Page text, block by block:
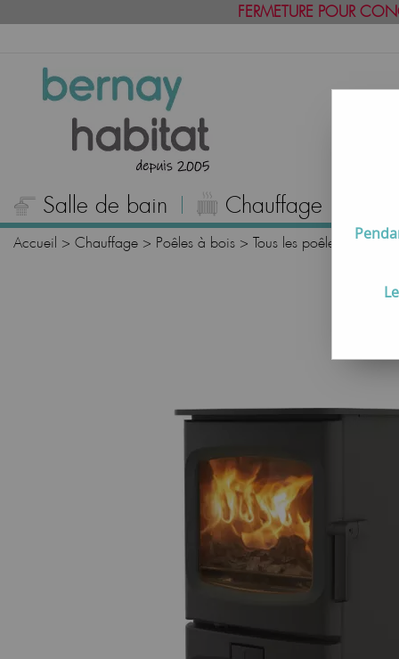
FERMETURE POUR
Salle de bain Chauffage
Accueil > Chauffage > Poêles à bois > Tous les poêles à bois >